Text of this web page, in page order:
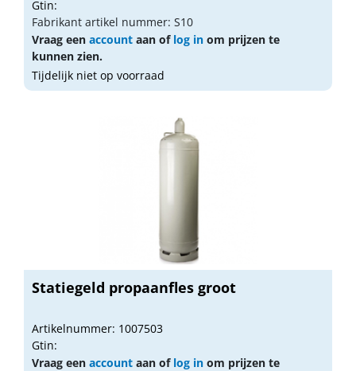
Gtin:
Fabrikant artikel nummer: S10
Vraag een account aan of log in om prijzen te
kunnen zien.
Tijdelijk niet op voorraad
Statiegeld propaanfles groot
Artikelnummer: 1007503
Gtin:
Vraag een account aan of log in om prijzen te